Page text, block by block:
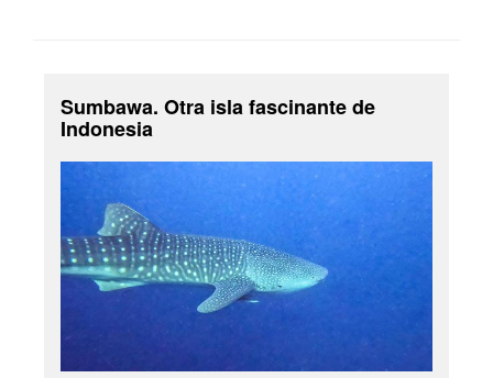
Sumbawa. Otra isla fascinante de
Indonesia